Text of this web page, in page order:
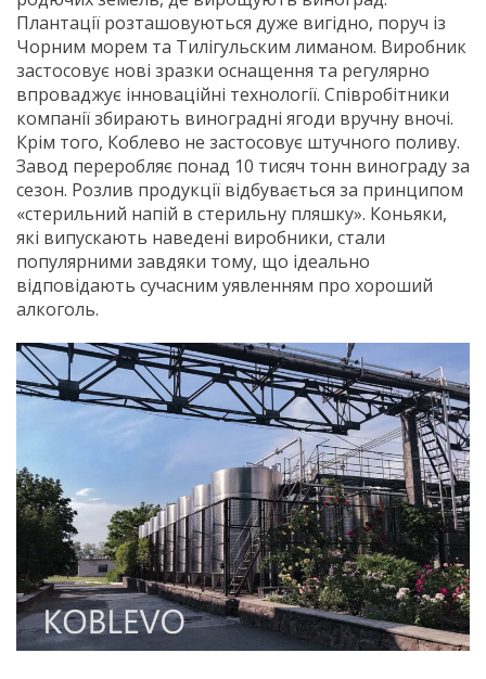
Плантації розташовуються дуже вигідно, поруч із
Чорним морем та Тилігульским лиманом. Виробник
застосовує нові зразки оснащення та регулярно
впроваджує інноваційні технології. Співробітники
компанії збирають виноградні ягоди вручну вночі.
Крім того, Коблево не застосовує штучного поливу.
Завод переробляє понад 10 тисяч тонн винограду за
сезон. Розлив продукції відбувається за принципом
«стерильний напій в стерильну пляшку». Коньяки,
які випускають наведені виробники, стали
популярними завдяки тому, що ідеально
відповідають сучасним уявленням про хороший
алкоголь.